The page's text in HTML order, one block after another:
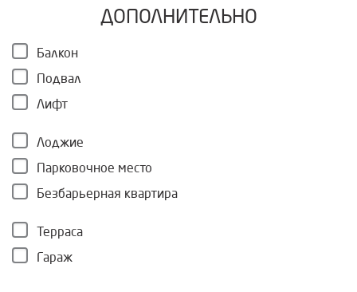
ДОПОЛНИТЕЛЬНО
Балкон
Подвал
Лифт
Лоджие
Парковочное место
Безбарьерная квартира
Терраса
Гараж